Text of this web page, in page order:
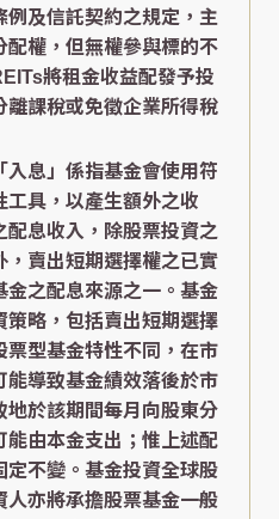
例及信託契約之規定，主
配權，但無權參與標的不
將租金收益配發予投
離課稅或免徵企業所得稅
入息」係指基金會使用符
工具，以產生額外之收
配息收入，除股票投資之
，賣出短期選擇權之已實
金之配息來源之一。基金
策略，包括賣出短期選擇
票型基金特性不同，在市
能導致基金績效落後於市
地於該期間每月向股東分
能由本金支出；惟上述配
定不變。基金投資全球股
人亦將承擔股票基金一般